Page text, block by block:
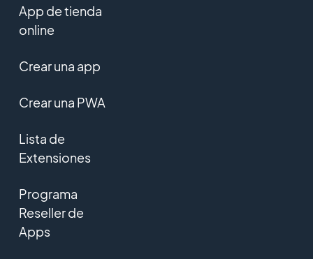
App de tienda
online
Crear una app
Crear una PWA
Lista de
Extensiones
Programa
Reseller de
Apps